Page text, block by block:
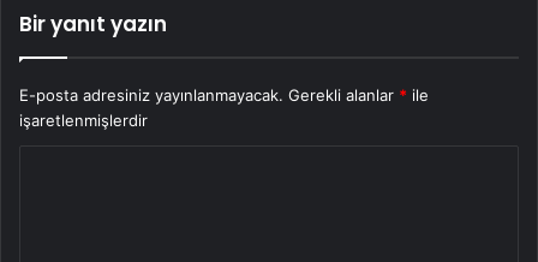
Bir yanıt yazın
E-posta adresiniz yayınlanmayacak. Gerekli alanlar * ile
işaretlenmişlerdir